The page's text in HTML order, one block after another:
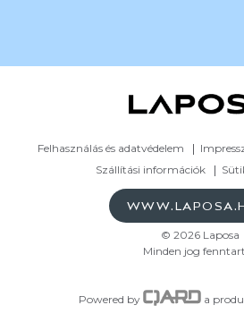
Felhasználás és adatvédelem
Szállítási információk
© 2026 Laposa
Minden jog
Powered by a